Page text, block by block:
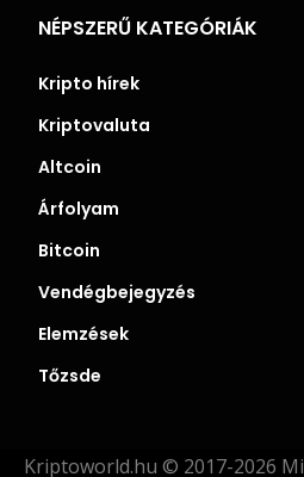
NÉPSZERŰ KATEGÓRIÁK
Kripto hírek
Kriptovaluta
Altcoin
Árfolyam
Bitcoin
Vendégbejegyzés
Elemzések
Tőzsde
Kriptoworld.hu © 2017-2026